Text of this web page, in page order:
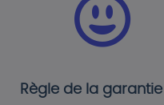
Règle de la garantie